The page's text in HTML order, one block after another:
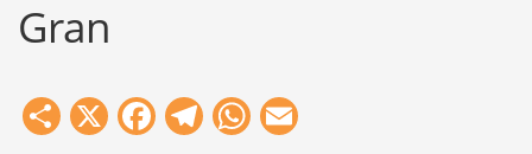
Gran
Share
X Facebook
Telegram
WhatsApp